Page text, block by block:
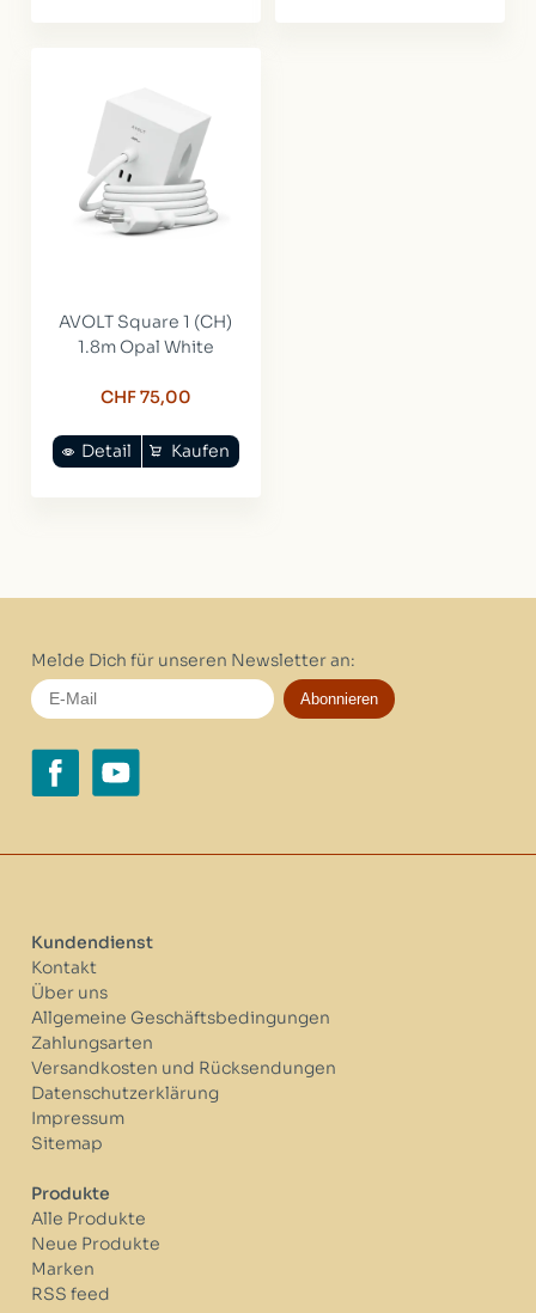
AVOLT Square 1 (CH)
1.8m Opal White
CHF 75,00
Kaufen
Detail
Melde Dich für unseren Newsletter an:
Abonnieren
Kundendienst
Kontakt
Über uns
Allgemeine Geschäftsbedingungen
Zahlungsarten
Versandkosten und Rücksendungen
Datenschutzerklärung
Impressum
Sitemap
Produkte
Alle Produkte
Neue Produkte
Marken
RSS feed